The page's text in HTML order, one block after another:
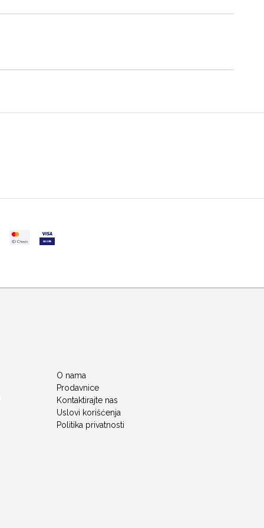
O nama
Prodavnice
Kontaktirajte nas
Uslovi korišćenja
Politika privatnosti